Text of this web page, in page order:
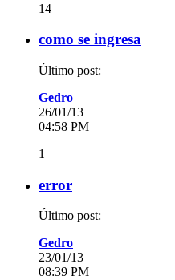
14
como se ingresa
Último post:
Gedro
26/01/13
04:58 PM
1
error
Último post:
Gedro
23/01/13
08:39 PM